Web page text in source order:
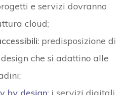
e servizi dovranno
cloud;
: predisposizione di
che si adattino alle